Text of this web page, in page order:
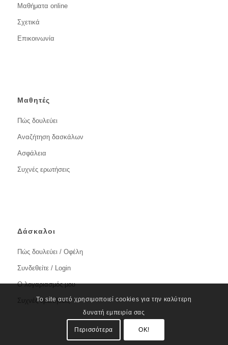
Μαθήματα online
Σχετικά
Επικοινωνία
Μαθητές
Πώς δουλεύει
Αναζήτηση δασκάλων
Ασφάλεια
Συχνές ερωτήσεις
Δάσκαλοι
Πώς δουλεύει / Οφέλη
Συνδεθείτε / Login
Ο λογαριασμός μου
Συχνές ερωτήσεις
Το site αυτό χρησιμοποιεί cookies για την καλύτερη
δυνατή εμπειρία σας
Περισσότερα OK!